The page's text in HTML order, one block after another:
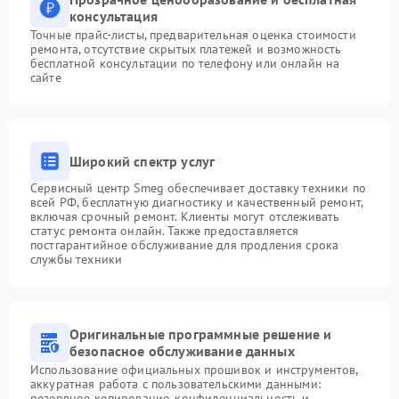
консультация
Точные прайс-листы, предварительная оценка стоимости
ремонта, отсутствие скрытых платежей и возможность
бесплатной консультации по телефону или онлайн на
сайте
Широкий спектр услуг
Сервисный центр Smeg обеспечивает доставку техники по
всей РФ, бесплатную диагностику и качественный ремонт,
включая срочный ремонт. Клиенты могут отслеживать
статус ремонта онлайн. Также предоставляется
постгарантийное обслуживание для продления срока
службы техники
Оригинальные программные решение и
безопасное обслуживание данных
Использование официальных прошивок и инструментов,
аккуратная работа с пользовательскими данными: